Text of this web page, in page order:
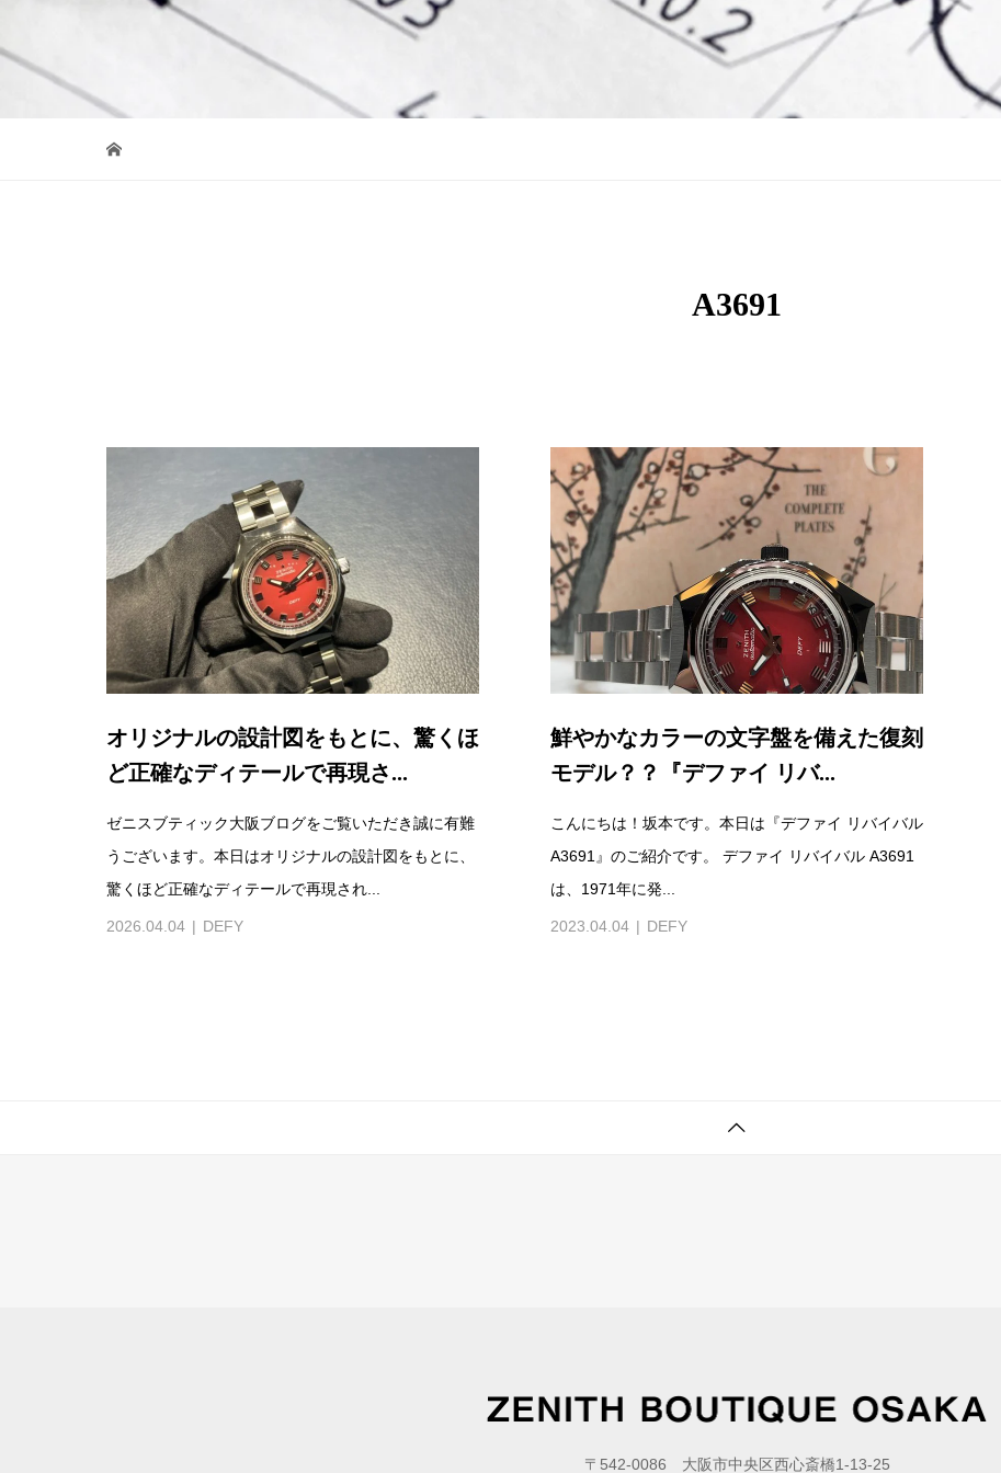
A3691
オリジナルの設計図をもとに、驚くほ
ど正確なディテールで再現さ...
ゼニスブティック大阪ブログをご覧いただき誠に有難
うございます。本日はオリジナルの設計図をもとに、
驚くほど正確なディテールで再現され...
2026.04.04 DEFY
鮮やかなカラーの文字盤を備えた復刻
モデル？？『デファイ リバ...
こんにちは！坂本です。本日は『デファイ リバイバル
A3691』のご紹介です。 デファイ リバイバル A3691
は、1971年に発...
2023.04.04 DEFY
〒542-0086 大阪市中央区西心斎橋1-13-25